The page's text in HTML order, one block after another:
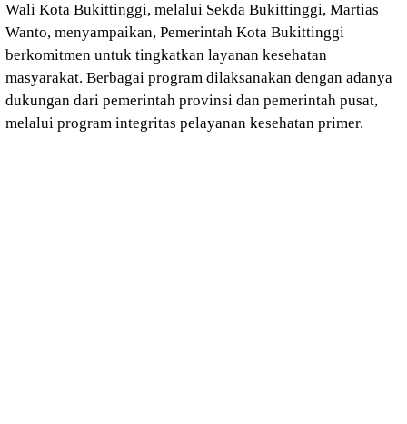
Wali Kota Bukittinggi, melalui Sekda Bukittinggi, Martias
Wanto, menyampaikan, Pemerintah Kota Bukittinggi
berkomitmen untuk tingkatkan layanan kesehatan
masyarakat. Berbagai program dilaksanakan dengan adanya
dukungan dari pemerintah provinsi dan pemerintah pusat,
melalui program integritas pelayanan kesehatan primer.